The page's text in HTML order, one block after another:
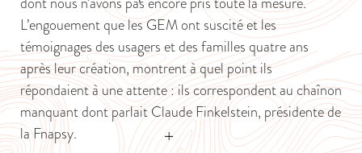
L’engouement que les GEM ont suscité et les
témoignages des usagers et des familles quatre ans
après leur création, montrent à quel point ils
répondaient à une attente : ils correspondent au chaînon
manquant dont parlait Claude Finkelstein, présidente de
la Fnapsy.